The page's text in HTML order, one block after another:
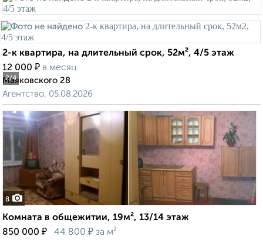
2/4
2-к квартира, на длительный срок, 52м², 4/5 этаж
12 000 ₽ в месяц
Маяковского 28
Агентство, 05.08.2026
8
Комната в общежитии, 19м², 13/14 этаж
850 000 ₽ 44 800 ₽ за м²